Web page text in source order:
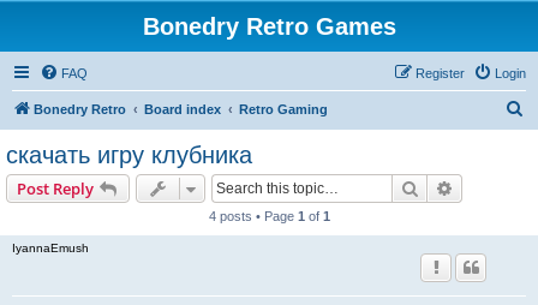
Bonedry Retro Games
FAQ Login
Register
Bonedry Retro Board index Retro Gaming
скачать игру клубника
Post Reply Search
4 posts • Page 1 of 1
IyannaEmush